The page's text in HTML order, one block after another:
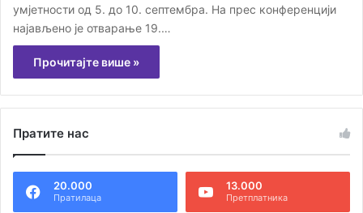
умјетности од 5. до 10. септембра. На прес конференцији
најављено је отварање 19.…
Прочитајте више »
Пратите нас
20.000
Пратилаца
13.000
Претплатника